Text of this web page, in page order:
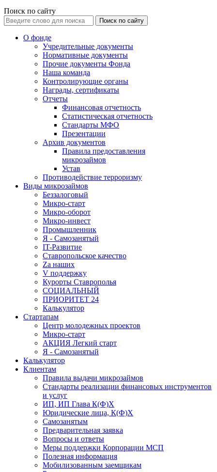
Поиск по сайту
Поиск по сайту
О фонде
Учредительные документы
Нормативные документы
Прочие документы Фонда
Наша команда
Контролирующие органы
Награды, сертификаты
Отчеты
Финансовая отчетность
Статистическая отчетность
Стандарты МФО
Презентации
Архив документов
Правила предоставления
микрозаймов
Устав
Противодействие терроризму
Виды микрозаймов
Беззалоговый
Микро-старт
Микро-оборот
Микро-инвест
Промышленник
Я - Самозанятый
IT-Развитие
Ставропольское качество
Za наших
V поддержку
Курорты Ставрополья
СОЦИАЛЬНЫЙ
ПРИОРИТЕТ 24
Калькулятор
Стартапам
Центр молодежных проектов
Микро-старт
АКЦИЯ Легкий старт
Я - Самозанятый
Калькулятор
Клиентам
Правила выдачи микрозаймов
Стандарты реализации финансовых инструментов
и услуг
ИП, ИП Глава К(Ф)Х
Юридические лица, К(Ф)Х
Самозанятым
Предварительная заявка
Вопросы и ответы
Меры поддержки Корпорации МСП
Полезная информация
Мобилизованным заемщикам